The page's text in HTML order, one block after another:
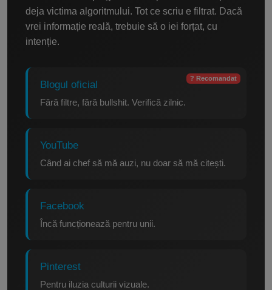
deja victima algoritmului. Tot ce scriu e filtrat. Dacă
vrei informație reală, trebuie să o iei forțat, cu
intenție.
Blogul oficial
? Recomandat
Fără filtre, fără bullshit. Verifică zilnic.
YouTube
Când ai chef să mă auzi, nu doar să mă citești.
Facebook
Încă funcționează pentru unii.
Pinterest
Pentru iluzia culturii vizuale.